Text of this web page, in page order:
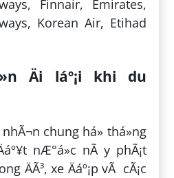
Finnair, Emirates,
Korean Air, Etihad
Äi láº¡i khi du
nhÃ¬n chung há» thá»ng
nÆ°á»c nÃ y phÃ¡t
ÄÃ³, xe Äáº¡p vÃ cÃ¡c